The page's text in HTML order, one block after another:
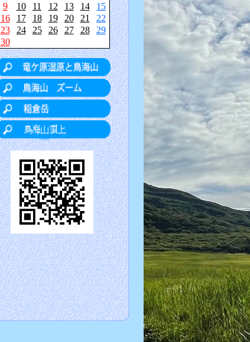
9
10 11 12 13 14
15
16
17 18 19 20 21
22
23
24 25 26 27 28
29
30